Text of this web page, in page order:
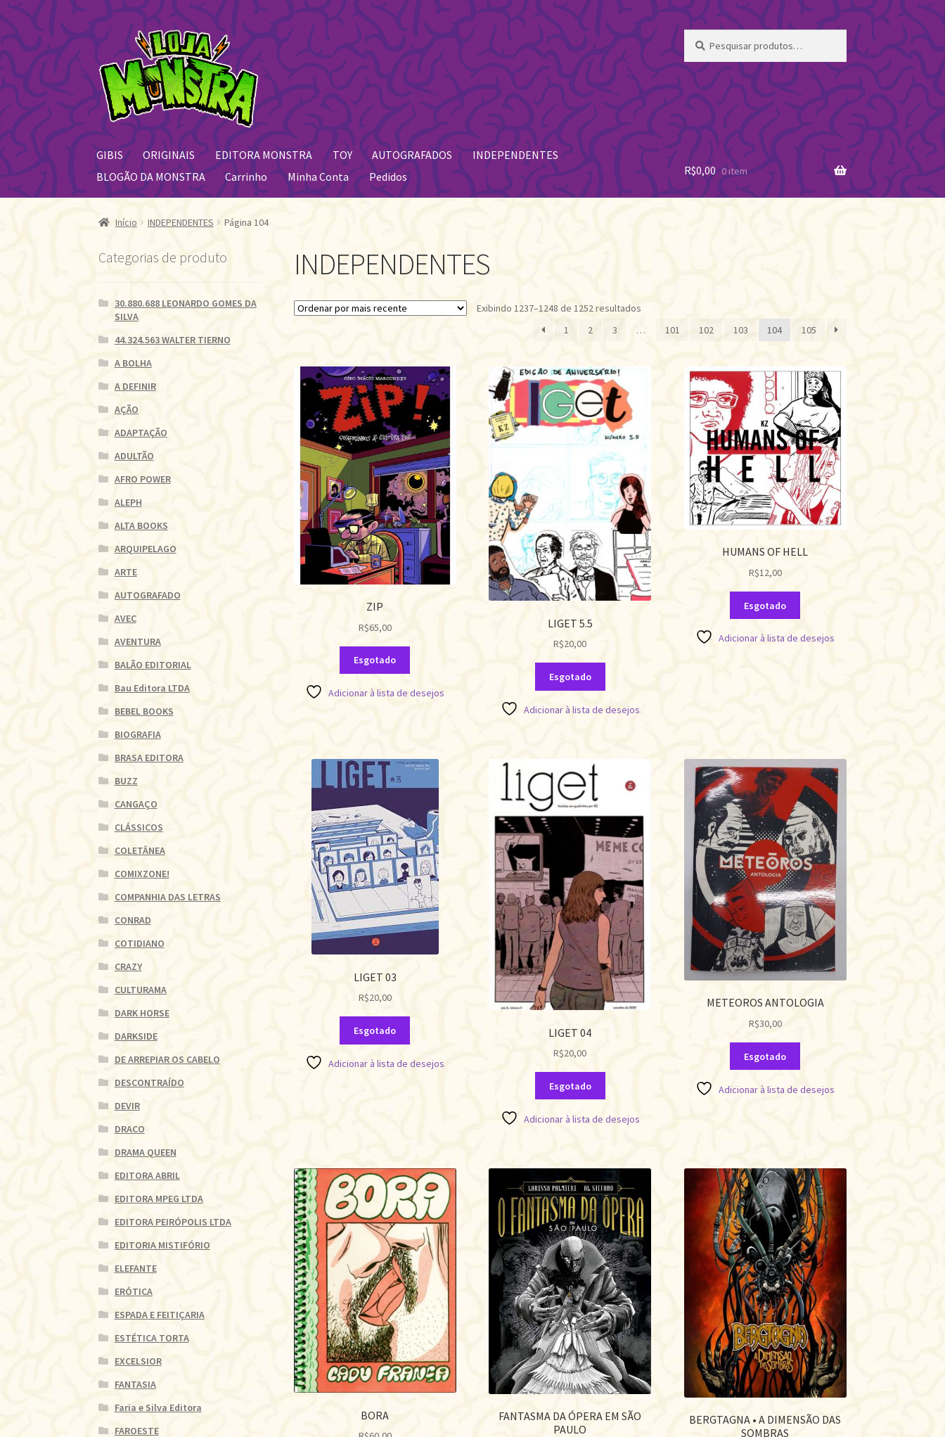
Pular
para
navegação
Pular
para
o
conteúdo
por:
GIBIS ORIGINAIS EDITORA MONSTRA TOY AUTOGRAFADOS
INDEPENDENTES
BLOGÃO DA MONSTRA
Carrinho Minha Conta Pedidos R$0,00 0 item
Início INDEPENDENTES Página 104
INDEPENDENTES
Exibindo 1237–1248 de 1252 resultadosClassificado
1 2 3 … 101 102 103 104 105
ZIP
R$65,00
Esgotado
Adicionar à lista de desejos
LIGET 5.5
R$20,00
Esgotado
Adicionar à lista de desejos
HUMANS OF HELL
R$12,00
Esgotado
Adicionar à lista de desejos
LIGET 03
R$20,00
Esgotado
Adicionar à lista de desejos
LIGET 04
R$20,00
Esgotado
Adicionar à lista de desejos
METEOROS ANTOLOGIA
R$30,00
Esgotado
Adicionar à lista de desejos
BORA
FANTASMA DA ÓPERA EM SÃO
PAULO
BERGTAGNA • A DIMENSÃO DAS
SOMBRAS
Categorias de produto
30.880.688 LEONARDO GOMES DA
SILVA
44.324.563 WALTER TIERNO
A BOLHA
A DEFINIR
AÇÃO
ADAPTAÇÃO
ADULTÃO
AFRO POWER
ALEPH
ALTA BOOKS
ARQUIPELAGO
ARTE
AUTOGRAFADO
AVEC
AVENTURA
BALÃO EDITORIAL
Bau Editora LTDA
BEBEL BOOKS
BIOGRAFIA
BRASA EDITORA
BUZZ
CANGAÇO
CLÁSSICOS
COLETÂNEA
COMIXZONE!
COMPANHIA DAS LETRAS
CONRAD
COTIDIANO
CRAZY
CULTURAMA
DARK HORSE
DARKSIDE
DE ARREPIAR OS CABELO
DESCONTRAÍDO
DEVIR
DRACO
DRAMA QUEEN
EDITORA ABRIL
EDITORA MPEG LTDA
EDITORA PEIRÓPOLIS LTDA
EDITORIA MISTIFÓRIO
ELEFANTE
ERÓTICA
ESPADA E FEITIÇARIA
ESTÉTICA TORTA
EXCELSIOR
FANTASIA
Faria e Silva Editora
FAROESTE